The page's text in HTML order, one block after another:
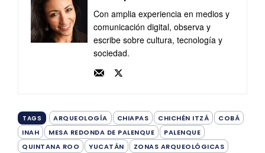
Con amplia experiencia en medios y
comunicación digital, observa y
escribe sobre cultura, tecnología y
sociedad.
TAGS ARQUEOLOGÍA CHIAPAS CHICHÉN ITZÁ
COBÁ
INAH
MESA REDONDA DE PALENQUE
PALENQUE
QUINTANA ROO
YUCATÁN ZONAS ARQUEOLÓGICAS